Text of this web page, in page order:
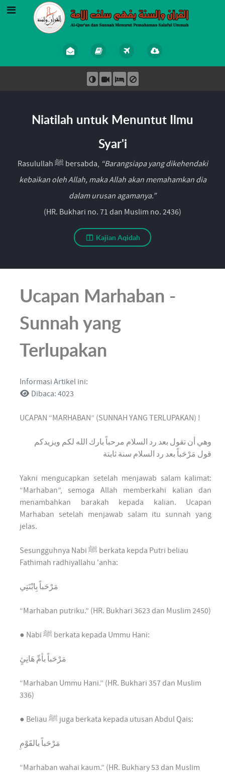
Niatilah untuk Menuntut Ilmu
Syar'i
Rasulullah ﷺ bersabda, “Barangsiapa yang dikehendaki
kebaikan oleh Allah, maka Allah akan memahamkan dia
dalam urusan agamanya.”
(HR. Bukhari no. 71 dan Muslim no. 2436)
Kajian Aqidah
Ucapan Marhaban -
Sunnah yang
Terlupakan
Informasi Artikel ini:
Dibaca: 4023
UCAPAN “MARHABAN” (SUNNAH YANG TERLUPAKAN) !
وهي أن تقول بعد رد السلام مرحباً بارك الله لكم ويزيدكم
ﻗﻮﻝ ﻣَﺮْﺣَﺒﺎً ﺑﻌﺪ ﺭﺩ ﺍﻟﺴﻼﻡ ﺳﻨﺔ ﺛﺎﺑﺘﺔ
Yakni mengucapkan setelah menjawab salam kalimat:
“Marhaban”, semoga Allah memberkahi kalian dan
menambahkan barakah kepada kalian. Ucapan
Marhaban setelah menjawab salam itu sunnah yang
jelas.
Sesungguhnya Nabi ﷺ berkata kepda Putri beliau
Fathimah radhiyallahu 'anha:
ﻣَﺮْﺣَﺒﺎً ﺑِﺎﺑْﻨَﺘِﻲ
“Marhaban putriku.” (HR. Bukhari 3623 dan Muslim 2450)
● Nabi ﷺ berkata kepada Ummu Hani:
ﻣَﺮْﺣَﺒﺎً ﺑﺄﻡِّ ﻫَﺎﻧِﺊٍ‏
“Marhaban Ummu Hani.” (HR. Bukhari 357 dan Muslim
336)
● Beliau ﷺ juga berkata kepada utusan Abdul Qais:
ﻣَﺮْﺣَﺒﺎً ﺑﺎﻟﻘَﻮْﻡِ‏
“Marhaban wahai kaum.” (HR. Bukhary 53 dan Muslim